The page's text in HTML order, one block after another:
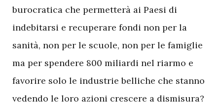
burocratica che permetterà ai Paesi di
indebitarsi e recuperare fondi non per la
sanità, non per le scuole, non per le famiglie
ma per spendere 800 miliardi nel riarmo e
favorire solo le industrie belliche che stanno
vedendo le loro azioni crescere a dismisura?